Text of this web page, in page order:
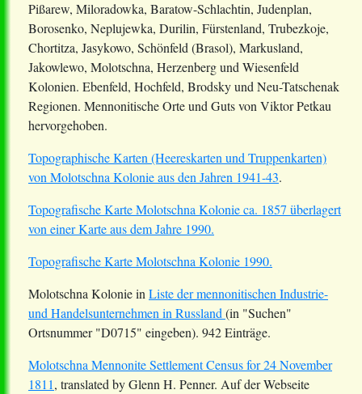
Pißarew, Miloradowka, Baratow-Schlachtin, Judenplan,
Borosenko, Neplujewka, Durilin, Fürstenland, Trubezkoje,
Chortitza, Jasykowo, Schönfeld (Brasol), Markusland,
Jakowlewo, Molotschna, Herzenberg und Wiesenfeld
Kolonien. Ebenfeld, Hochfeld, Brodsky und Neu-Tatschenak
Regionen. Mennonitische Orte und Guts von Viktor Petkau
hervorgehoben.
Topographische Karten (Heereskarten und Truppenkarten)
von Molotschna Kolonie aus den Jahren 1941-43.
Topografische Karte Molotschna Kolonie ca. 1857 überlagert
von einer Karte aus dem Jahre 1990.
Topografische Karte Molotschna Kolonie 1990.
Molotschna Kolonie inListe der mennonitischen Industrie-
und Handelsunternehmen in Russland(in "Suchen"
Ortsnummer "D0715" eingeben). 942 Einträge.
Molotschna Mennonite Settlement Census for 24 November
1811, translated by Glenn H. Penner. Auf der Webseite